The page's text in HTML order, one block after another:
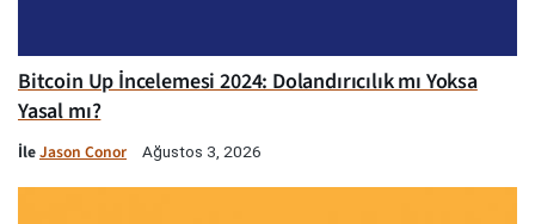
Bitcoin Up İncelemesi 2024: Dolandırıcılık mı Yoksa
Yasal mı?
İleJason Conor Ağustos 3, 2026